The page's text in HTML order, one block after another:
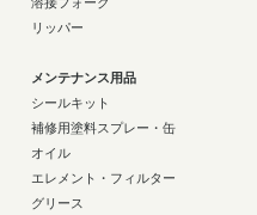
リッパー
メンテナンス用品
シールキット
補修用塗料スプレー・缶
オイル
エレメント・フィルター
グリース